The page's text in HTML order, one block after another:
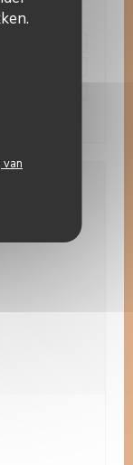
dans
in een nieuw